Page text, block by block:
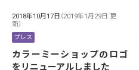
2018年10月17日 （2019年1月29日 更
新）
プレス
カラーミーショップのロゴ
をリニューアルしました